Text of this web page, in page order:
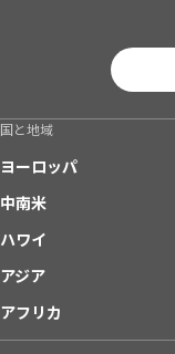
国と地域
ヨーロッパ
中南米
ハワイ
アジア
アフリカ